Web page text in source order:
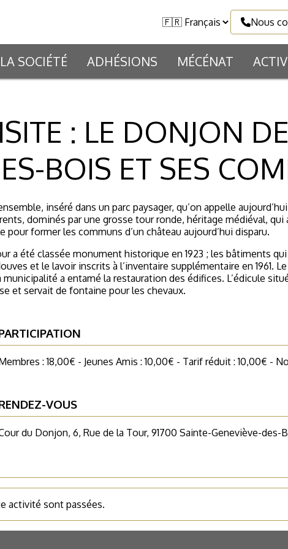
Nous
LA SOCIÉTÉ ADHÉSIONS MÉCÉNAT
: LE DONJON
BOIS ET SES
inséré dans un parc paysager, qu’on appelle
dominés par une grosse tour ronde, héritage médiéval,
pour former les communs d’un château aujourd’hui disparu.
a été classée monument historique en 1923 ; les bâtiments
et le lavoir inscrits à l’inventaire supplémentaire en 1961.
municipalité a entamé la restauration des édifices. L’édicule
et servait de fontaine pour les chevaux.
: 18,00€ - Jeunes Amis : 10,00€ - Tarif réduit : 10,00€ -
VOUS
du Donjon, 6, Rue de la Tour, 91700 Sainte-Geneviève-des-
activité sont passées.